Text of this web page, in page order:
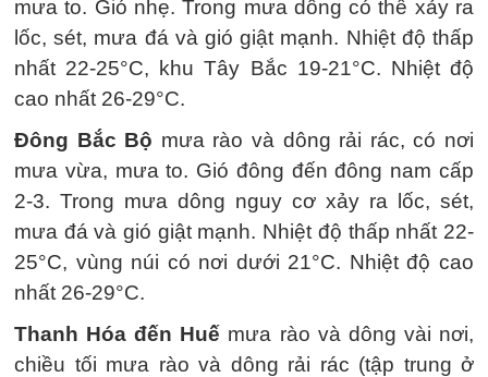
mưa to. Gió nhẹ. Trong mưa dông có thể xảy ra
lốc, sét, mưa đá và gió giật mạnh. Nhiệt độ thấp
nhất 22-25°C, khu Tây Bắc 19-21°C. Nhiệt độ
cao nhất 26-29°C.
Đông Bắc Bộ mưa rào và dông rải rác, có nơi
mưa vừa, mưa to. Gió đông đến đông nam cấp
2-3. Trong mưa dông nguy cơ xảy ra lốc, sét,
mưa đá và gió giật mạnh. Nhiệt độ thấp nhất 22-
25°C, vùng núi có nơi dưới 21°C. Nhiệt độ cao
nhất 26-29°C.
Thanh Hóa đến Huế mưa rào và dông vài nơi,
chiều tối mưa rào và dông rải rác (tập trung ở